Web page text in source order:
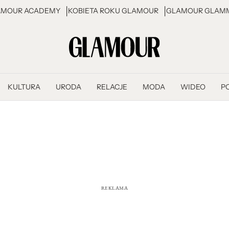
ACADEMY KOBIETA ROKU GLAMOUR GLAMOUR
KULTURA URODA RELACJE MODA WIDEO